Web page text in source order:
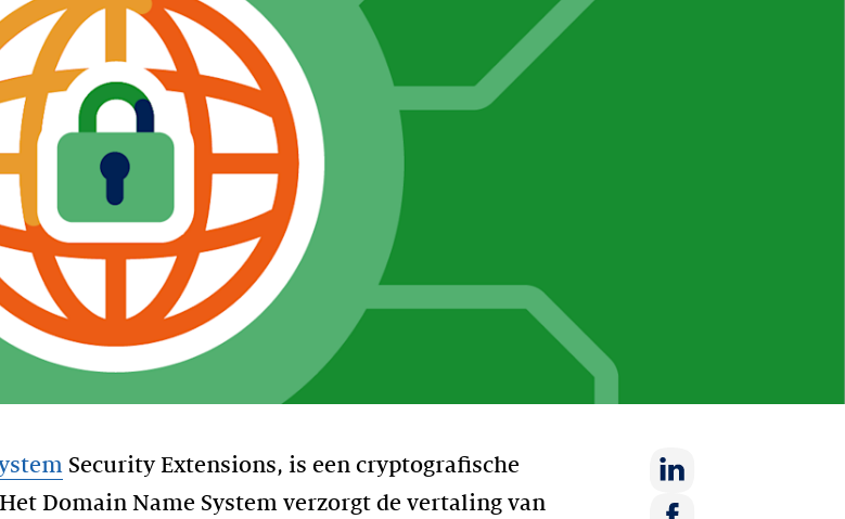
Security Extensions, is een cryptografische
Domain Name System verzorgt de vertaling van
Deel